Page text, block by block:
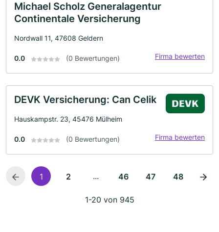
Michael Scholz Generalagentur
Continentale Versicherung
Nordwall 11, 47608 Geldern
0.0 (0 Bewertungen) Firma bewerten
DEVK Versicherung: Can Celik
Hauskampstr. 23, 45476 Mülheim
0.0 (0 Bewertungen) Firma bewerten
1 2 ... 46 47 48
1-20 von 945